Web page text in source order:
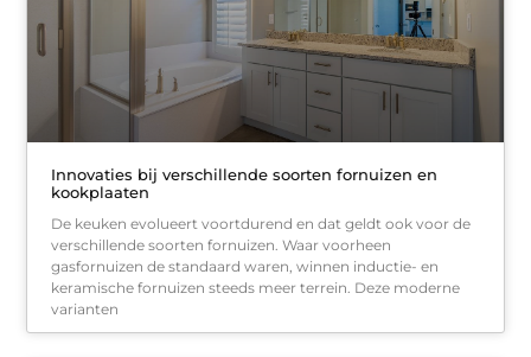
Innovaties bij verschillende soorten fornuizen en
kookplaaten
De keuken evolueert voortdurend en dat geldt ook voor de
verschillende soorten fornuizen. Waar voorheen
gasfornuizen de standaard waren, winnen inductie- en
keramische fornuizen steeds meer terrein. Deze moderne
varianten